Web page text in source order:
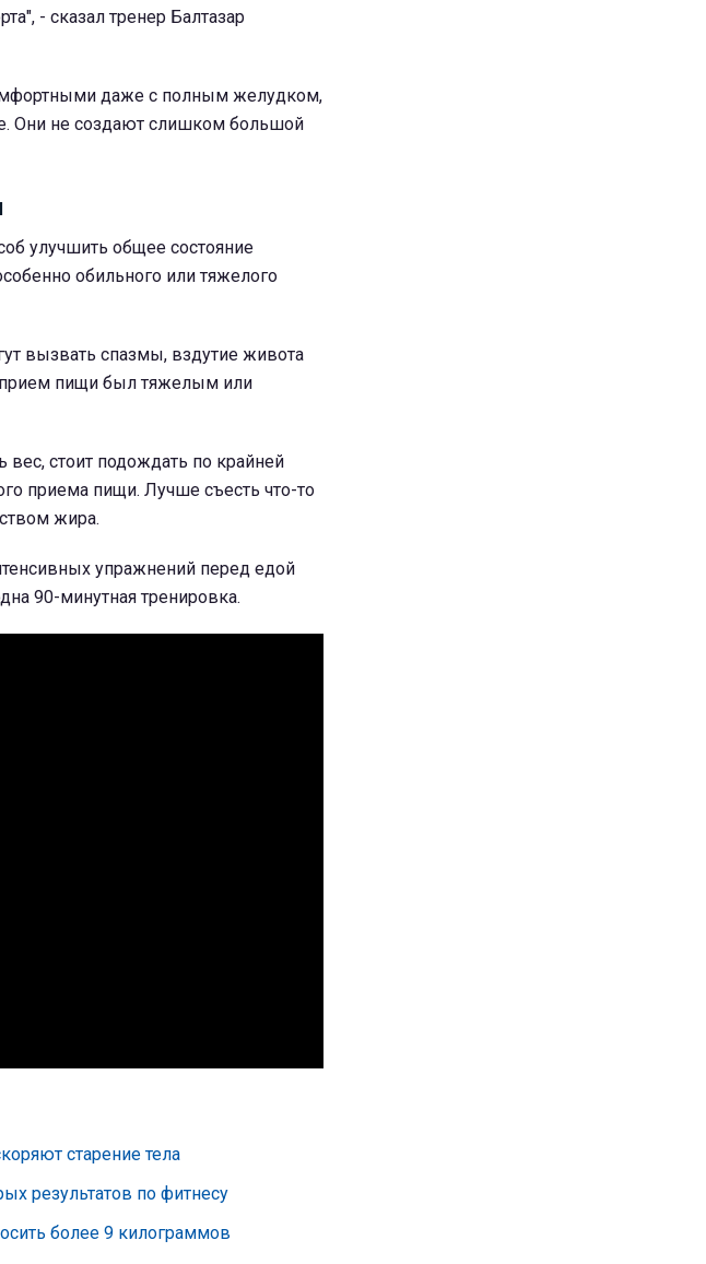
- сказал тренер Балтазар
даже с полным желудком,
Они не создают слишком большой
улучшить общее состояние
обильного или тяжелого
вызвать спазмы, вздутие живота
прием пищи был тяжелым или
вес, стоит подождать по крайней
приема пищи. Лучше съесть что-то
жира.
упражнений перед едой
90-минутная тренировка.
старение тела
результатов по фитнесу
более 9 килограммов